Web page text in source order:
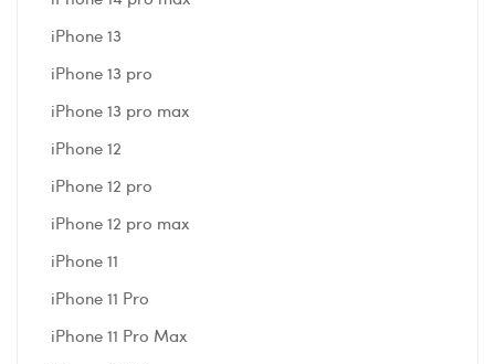
iPhone 13
iPhone 13 pro
iPhone 13 pro max
iPhone 12
iPhone 12 pro
iPhone 12 pro max
iPhone 11
iPhone 11 Pro
iPhone 11 Pro Max